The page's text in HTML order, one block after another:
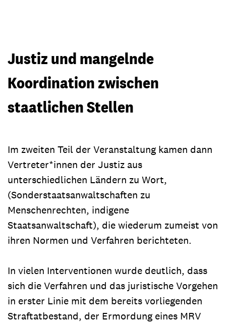
Justiz und mangelnde
Koordination zwischen
staatlichen Stellen
Im zweiten Teil der Veranstaltung kamen dann
Vertreter*innen der Justiz aus
unterschiedlichen Ländern zu Wort,
(Sonderstaatsanwaltschaften zu
Menschenrechten, indigene
Staatsanwaltschaft), die wiederum zumeist von
ihren Normen und Verfahren berichteten.
In vielen Interventionen wurde deutlich, dass
sich die Verfahren und das juristische Vorgehen
in erster Linie mit dem bereits vorliegenden
Straftatbestand, der Ermordung eines MRV